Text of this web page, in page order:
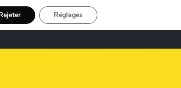
Taxi Inscription
Réglages